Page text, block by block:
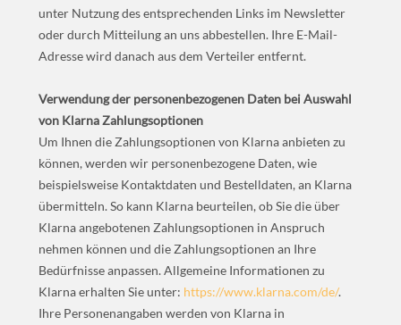
unter Nutzung des entsprechenden Links im Newsletter
oder durch Mitteilung an uns abbestellen. Ihre E-Mail-
Adresse wird danach aus dem Verteiler entfernt.
Verwendung der personenbezogenen Daten bei Auswahl
von Klarna Zahlungsoptionen
Um Ihnen die Zahlungsoptionen von Klarna anbieten zu
können, werden wir personenbezogene Daten, wie
beispielsweise Kontaktdaten und Bestelldaten, an Klarna
übermitteln. So kann Klarna beurteilen, ob Sie die über
Klarna angebotenen Zahlungsoptionen in Anspruch
nehmen können und die Zahlungsoptionen an Ihre
Bedürfnisse anpassen. Allgemeine Informationen zu
Klarna erhalten Sie unter: https://www.klarna.com/de/.
Ihre Personenangaben werden von Klarna in